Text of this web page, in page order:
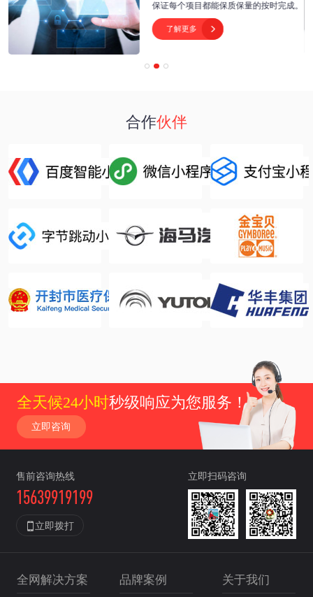
保证每个项目都能保质保量的按时完成。
了解更多 
合作伙伴
全天候24小时秒级响应为您服务！
立即咨询
售前咨询热线
15639919199
 立即拨打
立即扫码咨询
全网解决方案 品牌案例 关于我们